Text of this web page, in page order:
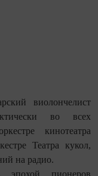
виолончелист
во всех
кинотеатра
Театра кукол,
на радио.